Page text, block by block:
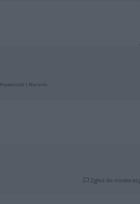
Prywatność| Warunki
Zgłoś do